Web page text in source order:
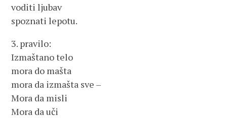
voditi ljubav
spoznati lepotu.
3. pravilo:
Izmaštano telo
mora do mašta
mora da izmašta sve –
Mora da misli
Mora da uči